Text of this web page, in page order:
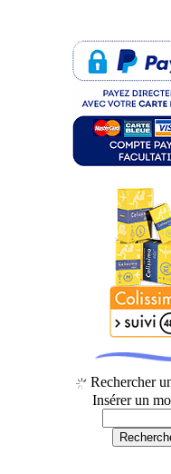
Rechercher
Insérer un